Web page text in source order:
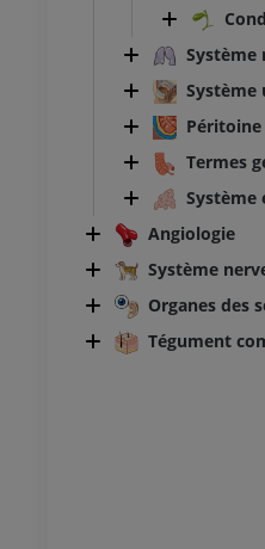
Système
Système
Péritoine
Termes
Système
Angiologie
Système
Organes des
Tégument